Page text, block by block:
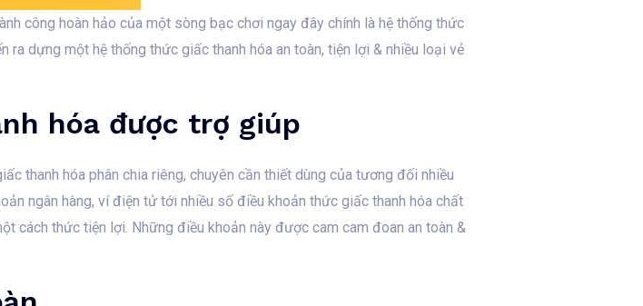
công hoàn hảo của một sòng bạc chơi ngay đây chính là hệ thống thức
dựng một hệ thống thức giấc thanh hóa an toàn, tiện lợi & nhiều loại vẻ
hóa được trợ giúp
thanh hóa phân chia riêng, chuyên cần thiết dùng của tương đối nhiều
ngân hàng, ví điện tử tới nhiều số điều khoản thức giấc thanh hóa chất
cách thức tiện lợi. Những điều khoản này được cam cam đoan an toàn &